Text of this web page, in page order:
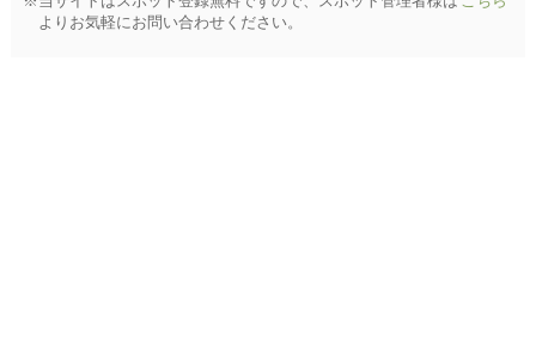
よりお気軽にお問い合わせください。